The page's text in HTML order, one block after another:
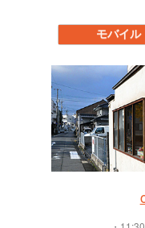
モバイル